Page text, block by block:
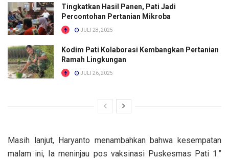
Tingkatkan Hasil Panen, Pati Jadi
Percontohan Pertanian Mikroba
JULI 28, 2025
Kodim Pati Kolaborasi Kembangkan Pertanian
Ramah Lingkungan
JULI 26, 2025
Masih lanjut, Haryanto menambahkan bahwa kesempatan
malam ini, Ia meninjau pos vaksinasi Puskesmas Pati 1.”